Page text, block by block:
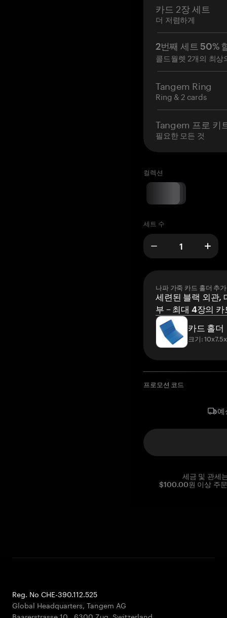
카드 2장 세트
더 저렴하게
2번째 세트 50%
콜드월렛 2개의 최상
Tangem Ring
Ring & 2 cards
Tangem 프로 키
필요한 모든 것
컬렉션
세트 수
나파 가죽 카드 홀더 추가
세련된 블랙 외관,
부 – 최대 4장의
카드 홀더
크기:
프로모션 코드
예
세금 및 관세
$100.00원 이상 주
Reg. No CHE-390.112.525
Global Headquarters, Tangem AG